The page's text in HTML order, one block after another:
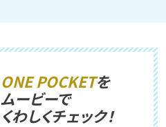
ONE POCKETを
ムービーで
くわしくチェック！